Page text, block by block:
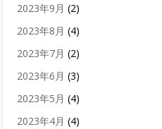
2023年9月 (2)
2023年8月 (4)
2023年7月 (2)
2023年6月 (3)
2023年5月 (4)
2023年4月 (4)